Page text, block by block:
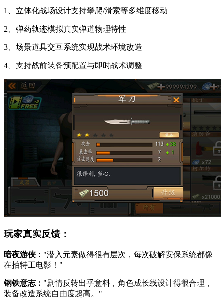
1、立体化战场设计支持攀爬/滑索等多维度移动
2、弹药轨迹模拟真实弹道物理特性
3、场景道具交互系统实现战术环境改造
4、支持战前装备预配置与即时战术调整
玩家真实反馈：
暗夜游侠： "潜入元素做得很有层次，每次破解安保系统都像
在拍特工电影！"
钢铁意志： "剧情反转出乎意料，角色成长线设计得很合理，
装备改造系统自由度超高。"